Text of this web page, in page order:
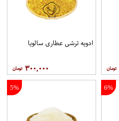
ادویه ترشی عطاری سالویا
۳۰۰,۰۰۰
6%
5%